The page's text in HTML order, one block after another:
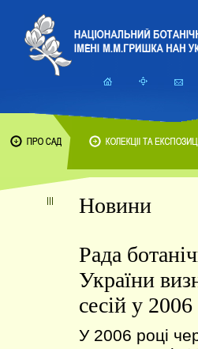
Новини
Рада
України
сесій у 2006
У 2006 році